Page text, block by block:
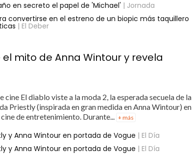
en secreto el papel de 'Michael' | Jornada
convertirse en el estreno de un biopic más taquillero
| El Deber
mito de Anna Wintour y revela
cine El diablo viste a la moda 2, la esperada secuela de la
Priestly (inspirada en gran medida en Anna Wintour) en
de entretenimiento. Durante...
+ más
y Anna Wintour en portada de Vogue | El Día
y Anna Wintour en portada de Vogue | El Día